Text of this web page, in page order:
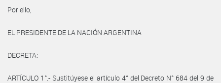
Por ello,
EL PRESIDENTE DE LA NACIÓN ARGENTINA
DECRETA:
ARTÍCULO 1°.- Sustitúyese el artículo 4° del Decreto N° 684 del 9 de